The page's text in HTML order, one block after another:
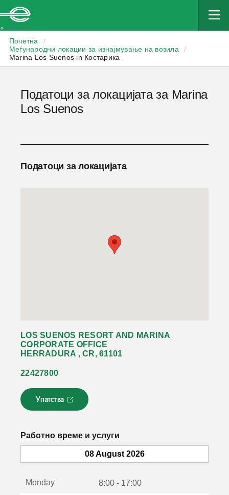
Почетна
/
Меѓународни локации за изнајмување на возила
/
Marina Los Suenos in Костарика
Податоци за локацијата за Marina
Los Suenos
Податоци за локацијата
LOS SUENOS RESORT AND MARINA
CORPORATE OFFICE
HERRADURA , CR, 61101
22427800
Упатства
Л
и
к
с
Работно време и услуги
08 August 2026
Monday 8:00 - 17:00